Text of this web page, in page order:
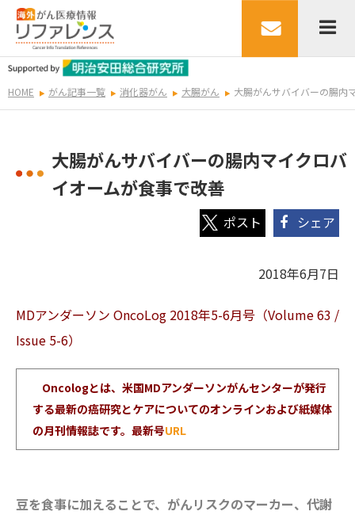
HOME がん記事一覧 消化器がん 大腸がん 大腸がんサバイバーの腸内
大腸がんサバイバーの腸内マイクロバ
イオームが食事で改善
シェア
2018年6月7日
MDアンダーソン OncoLog 2018年5-6月号（Volume 63 /
Issue 5-6）
Oncologとは、米国MDアンダーソンがんセンターが発行
する最新の癌研究とケアについてのオンラインおよび紙媒体
の月刊情報誌です。最新号URL
豆を食事に加えることで、がんリスクのマーカー、代謝